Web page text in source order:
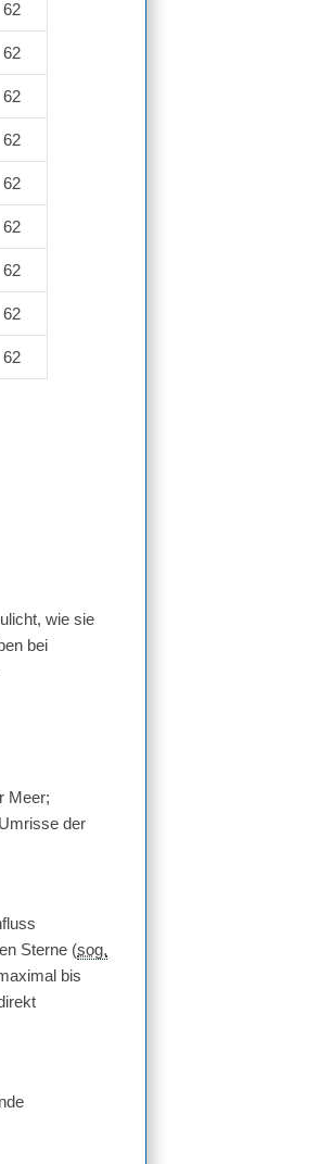
62
62
62
62
62
62
62
62
62
wie sie
bei
Meer;
der
Sterne (sog.
bis